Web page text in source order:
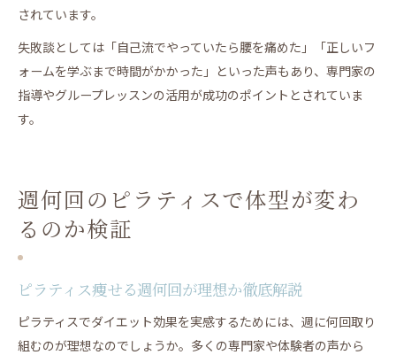
されています。
失敗談としては「自己流でやっていたら腰を痛めた」「正しいフ
ォームを学ぶまで時間がかかった」といった声もあり、専門家の
指導やグループレッスンの活用が成功のポイントとされていま
す。
週何回のピラティスで体型が変わ
るのか検証
ピラティス痩せる週何回が理想か徹底解説
ピラティスでダイエット効果を実感するためには、週に何回取り
組むのが理想なのでしょうか。多くの専門家や体験者の声から